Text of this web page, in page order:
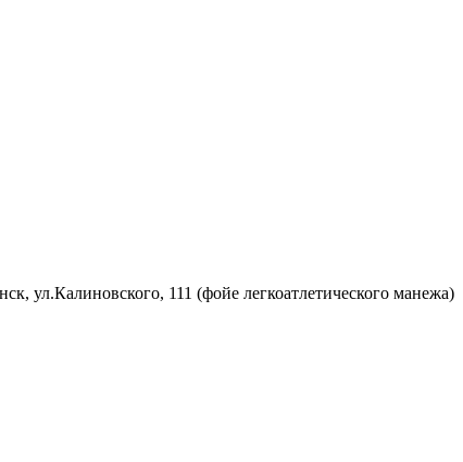
ул.Калиновского, 111 (фойе легкоатлетического манежа)